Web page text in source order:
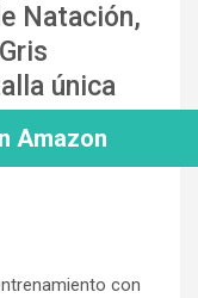
Natación,
única
Amazon
con